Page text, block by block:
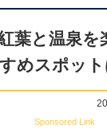
葉と温泉を
めスポット
Sponsored Link